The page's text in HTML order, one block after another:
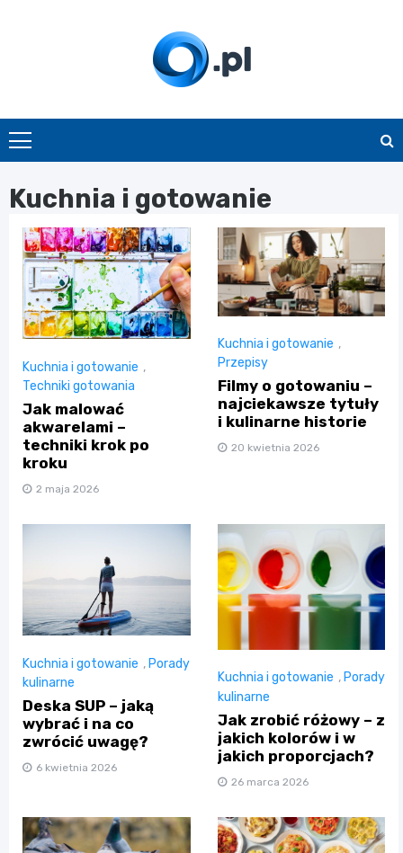
O.pl
Kuchnia i gotowanie
Kuchnia i gotowanie ,
Techniki gotowania
Jak malować
akwarelami –
techniki krok po
kroku
2 maja 2026
Kuchnia i gotowanie ,
Przepisy
Filmy o gotowaniu –
najciekawsze tytuły
i kulinarne historie
20 kwietnia 2026
Kuchnia i gotowanie , Porady
kulinarne
Deska SUP – jaką
wybrać i na co
zwrócić uwagę?
6 kwietnia 2026
Kuchnia i gotowanie , Porady
kulinarne
Jak zrobić różowy – z
jakich kolorów i w
jakich proporcjach?
26 marca 2026